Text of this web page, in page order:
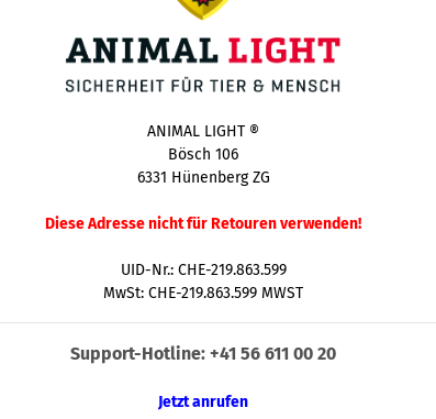
ANIMAL LIGHT ®
Bösch 106
6331 Hünenberg ZG
Diese Adresse nicht für Retouren verwenden!
UID-Nr.: CHE-219.863.599
MwSt: CHE-219.863.599 MWST
Support-Hotline: +41 56 611 00 20
Jetzt anrufen